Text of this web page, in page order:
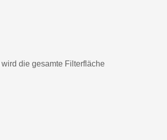
die gesamte Filterfläche